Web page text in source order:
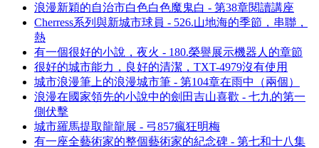
浪漫新穎的自治市白色白色魔鬼白 - 第38章閱讀講座
Cherress系列與新城市球員 - 526.山地海的季節，串聯，
熱
有一個很好的小說，夜火 - 180.榮譽展示機器人的章節
很好的城市能力，良好的清潔，TXT-4979沒有使用
城市浪漫筆上的浪漫城市筆 - 第104章在雨中（兩個）
浪漫在國家領先的小說中的劍田吉山喜歡 - 七九的第一
側伏擊
城市羅馬提取龍龍展 - 弓857瘋狂明梅
有一座全藝術家的整個藝術家的紀念碑 - 第七和十八集